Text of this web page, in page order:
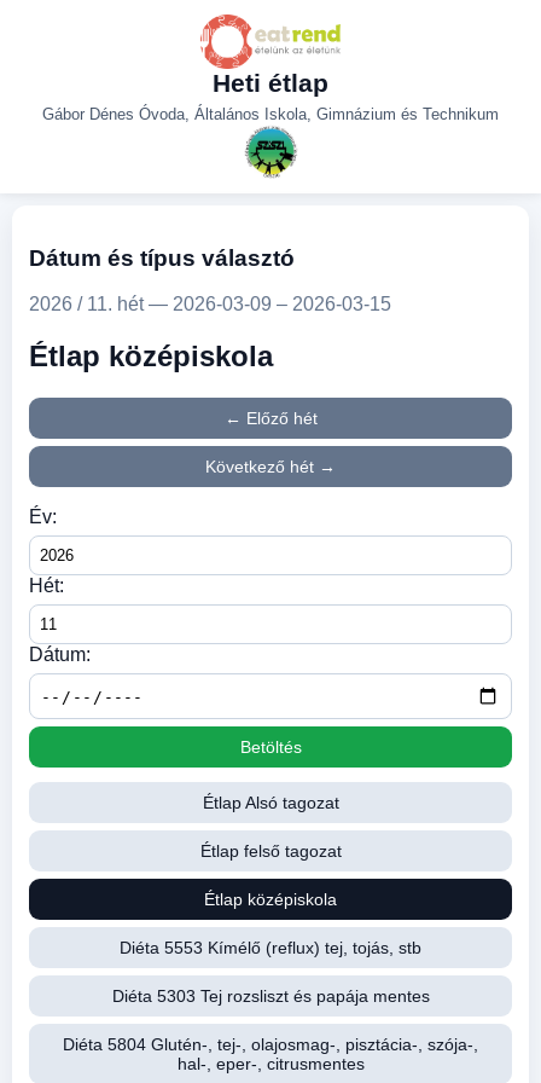
Heti étlap
Gábor Dénes Óvoda, Általános Iskola, Gimnázium és Technikum
Dátum és típus választó
2026 / 11. hét — 2026-03-09 – 2026-03-15
Étlap középiskola
← Előző hét
Következő hét →
Év:
Hét:
Dátum:
Betöltés
Étlap Alsó tagozat
Étlap felső tagozat
Étlap középiskola
Diéta 5553 Kímélő (reflux) tej, tojás, stb
Diéta 5303 Tej rozsliszt és papája mentes
Diéta 5804 Glutén-, tej-, olajosmag-, pisztácia-, szója-,
hal-, eper-, citrusmentes